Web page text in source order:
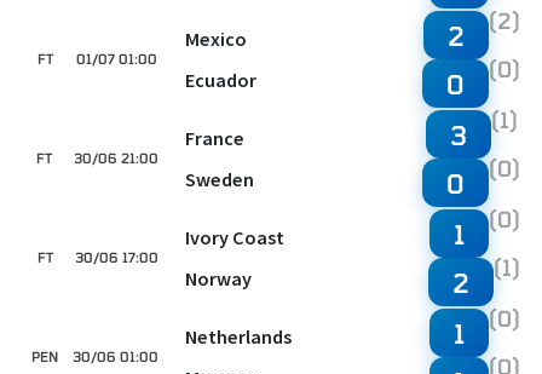
01/07 01:00
FT
Mexico
Ecuador
2 (2)
0 (0)
30/06 21:00
FT
France
Sweden
3 (1)
0 (0)
30/06 17:00
FT
Ivory Coast
Norway
1 (0)
2 (1)
30/06 01:00
PEN
Netherlands
1 (0)
(0)